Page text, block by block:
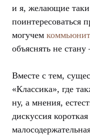
и я, желающие
поинтересоваться
могучем
объяснять не
Вместе с тем,
«Классика», где
ну, а мнения,
дискуссия